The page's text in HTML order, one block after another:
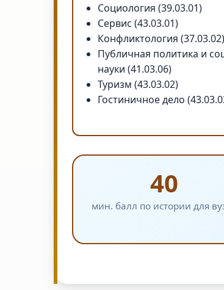
Социология (39.03.01)
Сервис (43.03.01)
Конфликтология (37.03.02)
Публичная политика и
науки (41.03.06)
Туризм (43.03.02)
Гостиничное дело
40
мин. балл по истории для